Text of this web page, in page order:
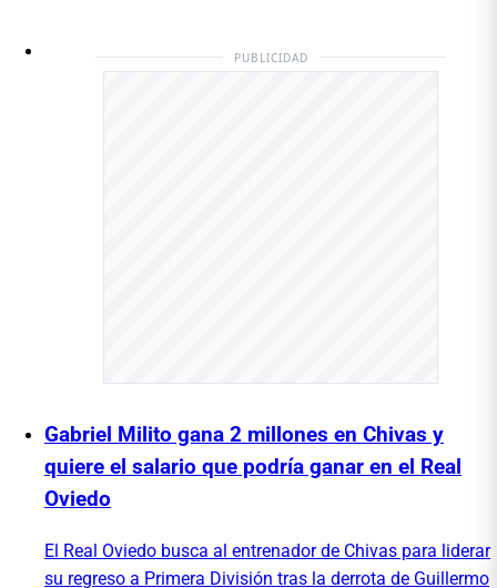
PUBLICIDAD
Gabriel Milito gana 2 millones en Chivas y
quiere el salario que podría ganar en el Real
Oviedo
El Real Oviedo busca al entrenador de Chivas para liderar
su regreso a Primera División tras la derrota de Guillermo